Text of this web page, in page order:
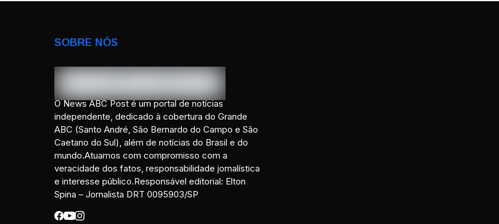
SOBRE NÓS
O News ABC Post é um portal de notícias
independente, dedicado à cobertura do Grande
ABC (Santo André, São Bernardo do Campo e São
Caetano do Sul), além de notícias do Brasil e do
mundo.Atuamos com compromisso com a
veracidade dos fatos, responsabilidade jornalística
e interesse público.Responsável editorial: Elton
Spina – Jornalista DRT 0095903/SP